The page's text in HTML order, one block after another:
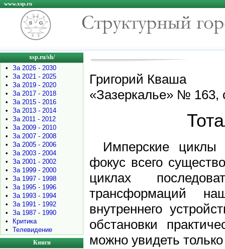
www.xsp.ru
xsp.ru/sh/
•
За 2026 - 2030
•
За 2021 - 2025
•
За 2019 - 2020
•
За 2017 - 2018
•
За 2015 - 2016
•
За 2013 - 2014
•
За 2011 - 2012
•
За 2009 - 2010
•
За 2007 - 2008
•
За 2005 - 2006
•
За 2003 - 2004
•
За 2001 - 2002
•
За 1999 - 2000
•
За 1997 - 1998
•
За 1995 - 1996
•
За 1993 - 1994
•
За 1991 - 1992
•
За 1987 - 1990
•
Критика
•
Телевидение
Книги
Григорий Кваша
«Зазеркалье» № 163,
Имперские циклы
фокус всего
циклах
трансформаций
внутреннего
обстановки
можно увидеть